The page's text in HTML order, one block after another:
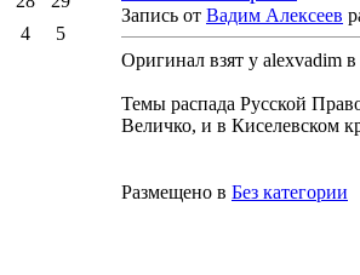
Запись от Вадим Алексеев
Оригинал взят у alexvadim
Темы распада Русской
Величко, и в Киселевском
Размещено в Без категории
4 5